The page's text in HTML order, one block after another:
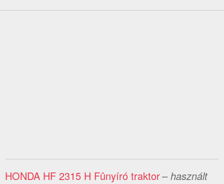
HONDA HF 2315 H Fûnyíró traktor– használt